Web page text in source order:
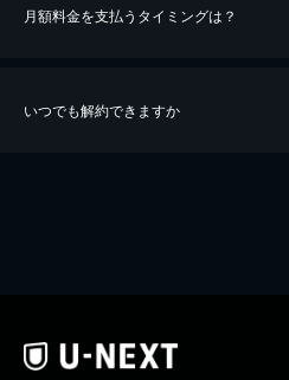
※40％ポイント還元の対象は、クレジットカー
iOSアプリのUコイン決済による作品の購入 /
月額料金を支払うタイミングは？
いつでも解約できますか